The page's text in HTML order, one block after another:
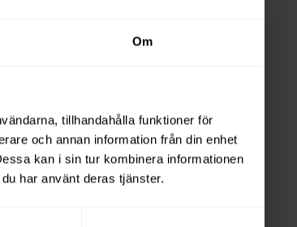
Om
tillhandahålla funktioner för
och annan information från din enhet
kan i sin tur kombinera informationen
har använt deras tjänster.
1:2.5 100mm